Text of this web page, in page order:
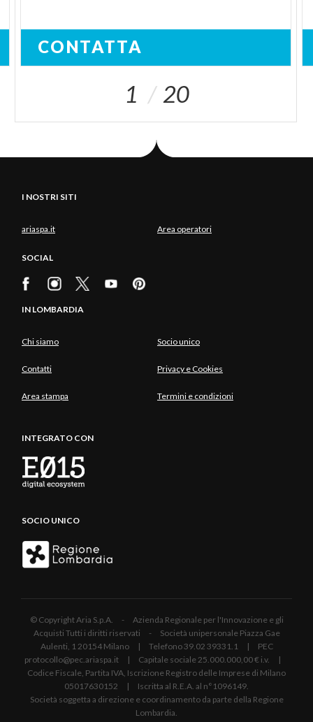
CONTATTA
1 20
I NOSTRI SITI
ariaspa.it Area operatori
SOCIAL
IN LOMBARDIA
Chi siamo Socio unico
Contatti Privacy e Cookies
Area stampa Termini e condizioni
INTEGRATO CON
SOCIO UNICO
© Copyright Aria S.p.A. - Azienda Regionale per l'Innovazione e gli
Acquisti Tutti i diritti riservati - Società unipersonale Piazza Gae
Aulenti, 1 20154 Milano | Telefono 39.02 39331.1 | PEC
protocollo@pec.ariaspa.it | Capitale sociale 25.000.000,00 € i.v. |
Codice Fiscale, Partita IVA, Iscrizione Registro delle Imprese di Milano
05017630152 | Iscritta al R.E.A. al n°1096149.
Società soggetta a direzione e coordinamento da parte della Regione
Lombardia.